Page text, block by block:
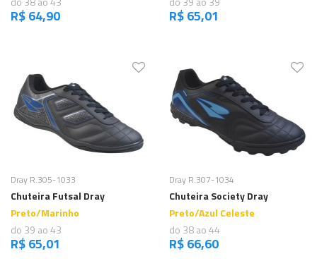
R$ 64,90 R$ 65,01
Comprar
Dray R.305-1033
Chuteira Futsal Dray
Preto/Marinho
do 39 ao 43
R$ 65,01
Comprar
Dray R.307-1034
Chuteira Society Dray
Preto/Azul Celeste
do 38 ao 44
R$ 66,60